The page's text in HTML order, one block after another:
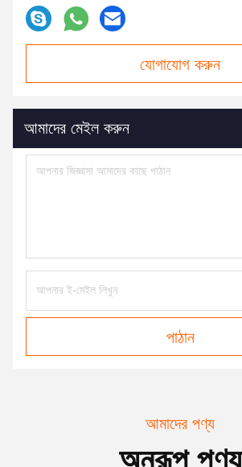
যোগাযোগ করুন
আমাদের মেইল ​​করুন
পাঠান
আমাদের পণ্য
অনুরূপ পণ্য